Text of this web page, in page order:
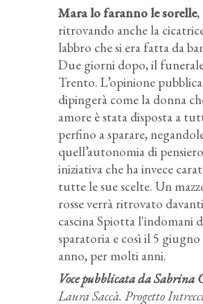
Mara lo faranno le sorelle,
ritrovando anche la
labbro che si era fatta da
Due giorni dopo, il
Trento. L’opinione
dipingerà come la donna
amore è stata disposta a
perfino a sparare,
quell’autonomia di
iniziativa che ha invece
tutte le sue scelte. Un
rosse verrà ritrovato
cascina Spiotta l'indomani
sparatoria e così il 5
anno, per molti anni.
Voce pubblicata da Sabrina
Laura Saccà. Progetto